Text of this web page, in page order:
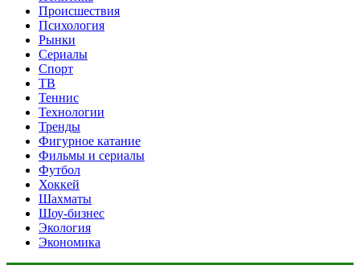
Происшествия
Психология
Рынки
Сериалы
Спорт
ТВ
Теннис
Технологии
Тренды
Фигурное катание
Фильмы и сериалы
Футбол
Хоккей
Шахматы
Шоу-бизнес
Экология
Экономика